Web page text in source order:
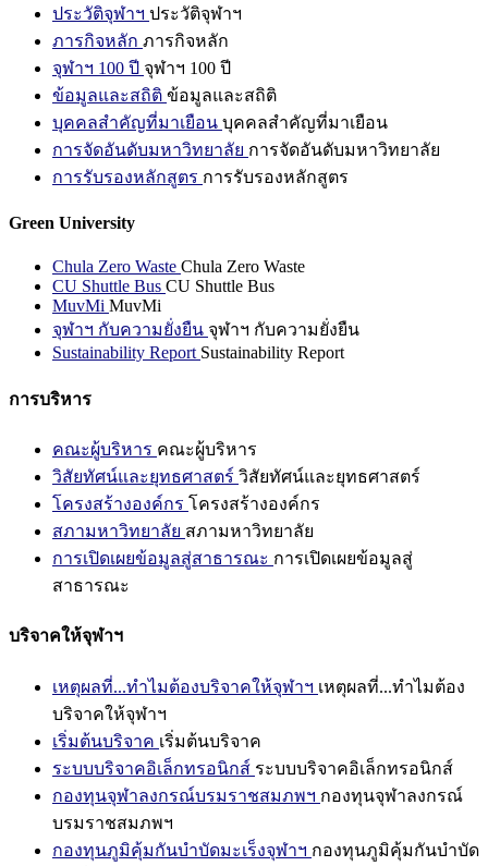
ประวัติจุฬาฯ ประวัติจุฬาฯ
ภารกิจหลัก ภารกิจหลัก
จุฬาฯ 100 ปี จุฬาฯ 100 ปี
ข้อมูลและสถิติ ข้อมูลและสถิติ
บุคคลสำคัญที่มาเยือน บุคคลสำคัญที่มาเยือน
การจัดอันดับมหาวิทยาลัย การจัดอันดับมหาวิทยาลัย
การรับรองหลักสูตร การรับรองหลักสูตร
Green University
Chula Zero Waste Chula Zero Waste
CU Shuttle Bus CU Shuttle Bus
MuvMi MuvMi
จุฬาฯ กับความยั่งยืน จุฬาฯ กับความยั่งยืน
Sustainability Report Sustainability Report
การบริหาร
คณะผู้บริหาร คณะผู้บริหาร
วิสัยทัศน์และยุทธศาสตร์ วิสัยทัศน์และยุทธศาสตร์
โครงสร้างองค์กร โครงสร้างองค์กร
สภามหาวิทยาลัย สภามหาวิทยาลัย
การเปิดเผยข้อมูลสู่สาธารณะ การเปิดเผยข้อมูลสู่
สาธารณะ
บริจาคให้จุฬาฯ
เหตุผลที่...ทำไมต้องบริจาคให้จุฬาฯ เหตุผลที่...ทำไมต้อง
บริจาคให้จุฬาฯ
เริ่มต้นบริจาค เริ่มต้นบริจาค
ระบบบริจาคอิเล็กทรอนิกส์ ระบบบริจาคอิเล็กทรอนิกส์
กองทุนจุฬาลงกรณ์บรมราชสมภพฯ กองทุนจุฬาลงกรณ์
บรมราชสมภพฯ
กองทุนภูมิคุ้มกันบำบัดมะเร็งจุฬาฯ กองทุนภูมิคุ้มกันบำบัด